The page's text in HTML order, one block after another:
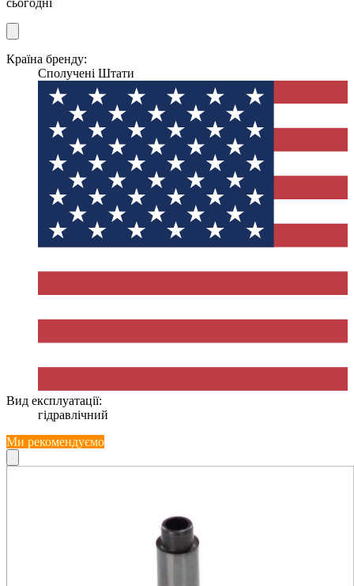
Країна бренду:
Сполучені Штати
Вид експлуатації:
гідравлічний
Ми рекомендуємо